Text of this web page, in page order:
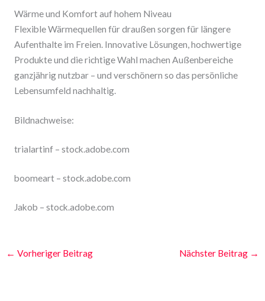
Wärme und Komfort auf hohem Niveau
Flexible Wärmequellen für draußen sorgen für längere
Aufenthalte im Freien. Innovative Lösungen, hochwertige
Produkte und die richtige Wahl machen Außenbereiche
ganzjährig nutzbar – und verschönern so das persönliche
Lebensumfeld nachhaltig.
Bildnachweise:
trialartinf– stock.adobe.com
boomeart – stock.adobe.com
Jakob – stock.adobe.com
← Vorheriger Beitrag Nächster Beitrag →